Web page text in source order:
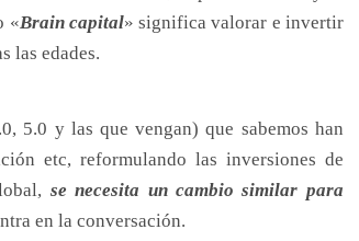
«Brain capital» significa valorar e invertir
las edades.
5.0 y las que vengan) que sabemos han
etc, reformulando las inversiones de
se necesita un cambio similar para
en la conversación.